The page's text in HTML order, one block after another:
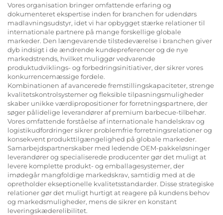
Vores organisation bringer omfattende erfaring og
dokumenteret ekspertise inden for branchen for udendørs
madlavningsudstyr, idet vi har opbygget stærke relationer til
internationale partnere på mange forskellige globale
markeder. Den længevarende tilstedeværelse i branchen giver
dyb indsigt i de ændrende kundepreferencer og de nye
markedstrends, hvilket muliggør vedvarende
produktudviklings- og forbedringsinitiativer, der sikrer vores
konkurrencemæssige fordele.
Kombinationen af avancerede fremstillingskapaciteter, strenge
kvalitetskontrolsystemer og fleksible tilpasningsmuligheder
skaber unikke værdipropositioner for forretningspartnere, der
søger pålidelige leverandører af premium barbecue-tilbehør.
Vores omfattende forståelse af internationale handelskrav og
logistikudfordringer sikrer problemfrie forretningsrelationer og
konsekvent produkttilgængelighed på globale markeder.
Samarbejdspartnerskaber med ledendeOEM-pakkeløsninger
leverandører og specialiserede producenter gør det muligt at
levere komplette produkt- og emballagesystemer, der
imødegår mangfoldige markedskrav, samtidig med at de
opretholder ekseptionelle kvalitetsstandarder. Disse strategiske
relationer gør det muligt hurtigt at reagere på kundens behov
og markedsmuligheder, mens de sikrer en konstant
leveringskæderelibilitet.